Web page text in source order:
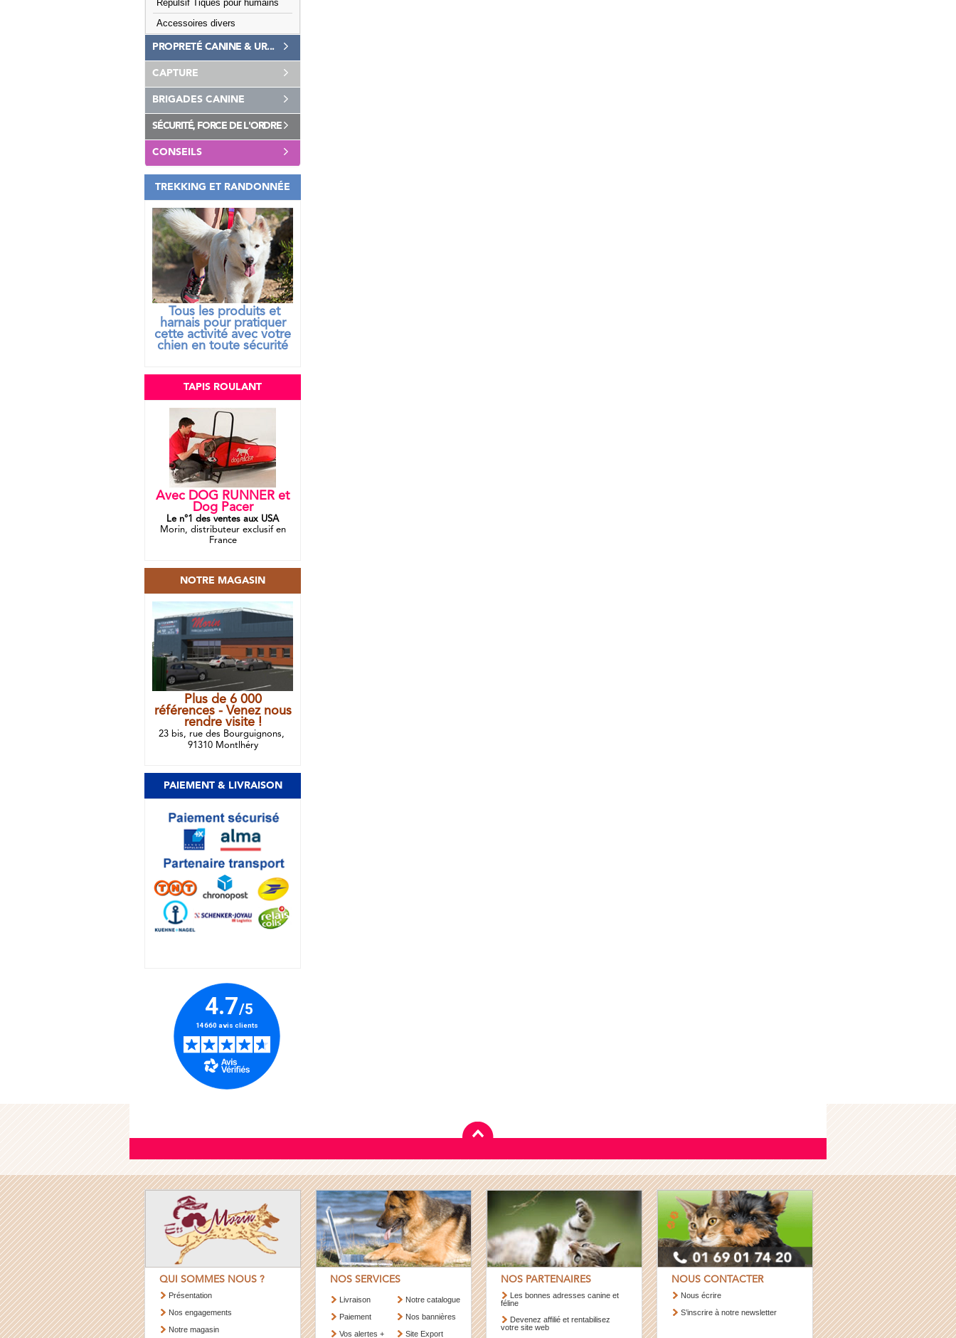
Repulsif Tiques pour humains
Accessoires divers
PROPRETÉ CANINE & UR...
CAPTURE
BRIGADES CANINE
SÉCURITÉ, FORCE DE L'ORDRE
CONSEILS
TREKKING ET RANDONNÉE
Tous les produits et
harnais pour pratiquer
cette activité avec votre
chien en toute sécurité
TAPIS ROULANT
Avec DOG RUNNER et
Dog Pacer
Le n°1 des ventes aux USA
Morin, distributeur exclusif en
France
NOTRE MAGASIN
Plus de 6 000
références - Venez nous
rendre visite !
23 bis, rue des Bourguignons,
91310 Montlhéry
PAIEMENT & LIVRAISON
QUI SOMMES NOUS ?
Présentation
Nos engagements
Notre magasin
NOS SERVICES
Livraison
Paiement
Vos alertes +
Notre catalogue
Nos bannières
Site Export
NOS PARTENAIRES
Les bonnes adresses canine et
féline
Devenez affilié et rentabilisez
votre site web
NOUS CONTACTER
Nous écrire
S’inscrire à notre newsletter